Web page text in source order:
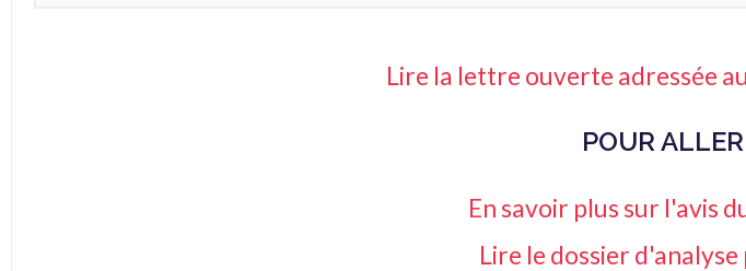
Lire la lettre ouverte adressée
POUR
En savoir plus sur l'avis
Lire le dossier